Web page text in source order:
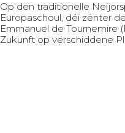
Op den traditionelle
Europaschoul, déi zënter
Emmanuel de Tournemire
Zukunft op verschiddene